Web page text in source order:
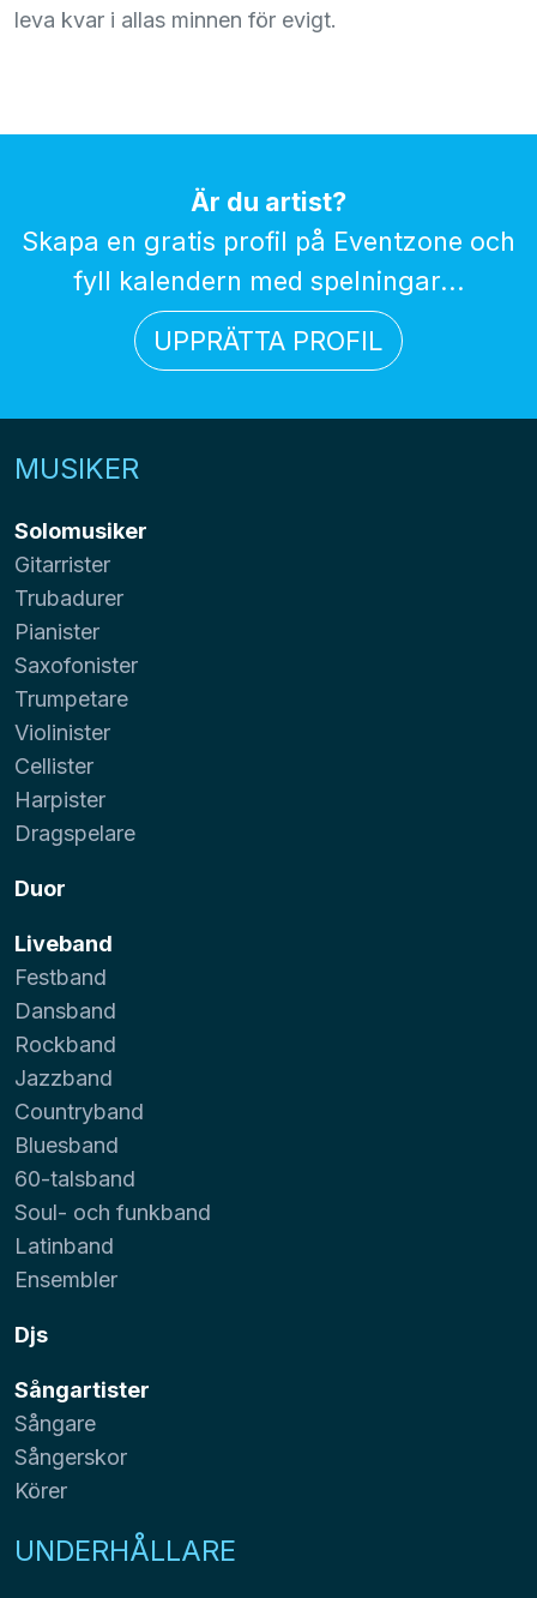
leva kvar i allas minnen för evigt.
Är du artist?
Skapa en gratis profil på Eventzone och
fyll kalendern med spelningar...
UPPRÄTTA PROFIL
MUSIKER
Solomusiker
Gitarrister
Trubadurer
Pianister
Saxofonister
Trumpetare
Violinister
Cellister
Harpister
Dragspelare
Duor
Liveband
Festband
Dansband
Rockband
Jazzband
Countryband
Bluesband
60-talsband
Soul- och funkband
Latinband
Ensembler
Djs
Sångartister
Sångare
Sångerskor
Körer
UNDERHÅLLARE